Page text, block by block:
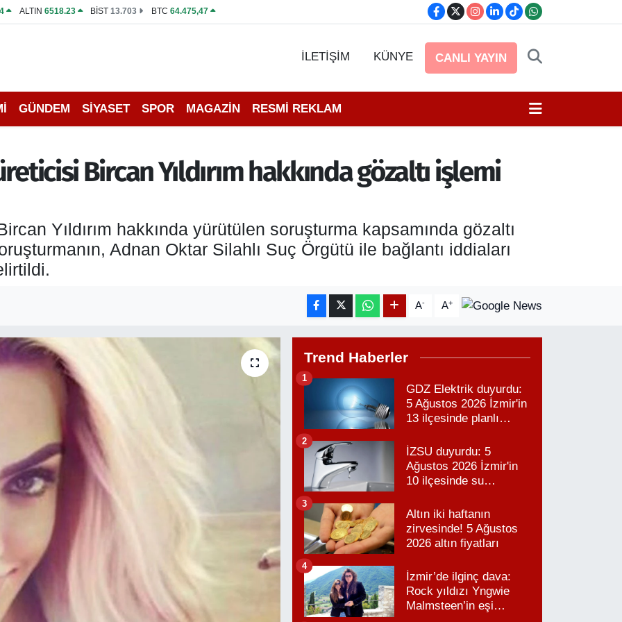
ALTIN 6518.23 BİST13.703 BTC 64.475,47
İLETİŞİM KÜNYE CANLI YAYIN
GÜNDEM SİYASET SPOR MAGAZİN RESMİ REKLAM
Bircan Yıldırım hakkında gözaltı işlemi
Yıldırım hakkında yürütülen soruşturma kapsamında gözaltı
Adnan Oktar Silahlı Suç Örgütü ile bağlantı iddiaları
A- A+
Trend Haberler
GDZ Elektrik duyurdu:
5 Ağustos 2026 İzmir'in
13 ilçesinde planlı
1
İZSU duyurdu: 5
Ağustos 2026 İzmir'in
10 ilçesinde su
2
Altın iki haftanın
zirvesinde! 5 Ağustos
2026 altın fiyatları
3
İzmir’de ilginç dava:
Rock yıldızı Yngwie
Malmsteen’in eşi
4